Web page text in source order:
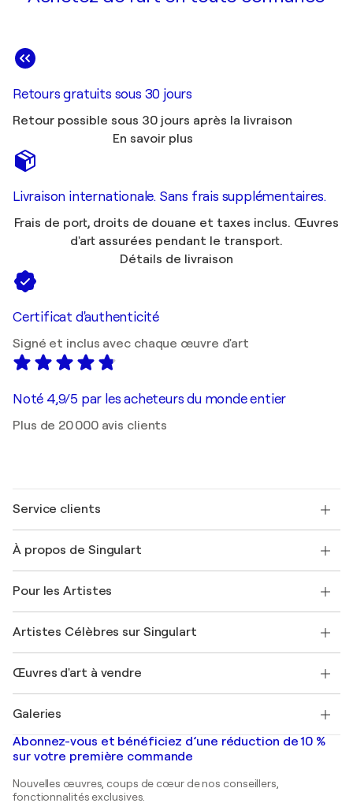
Retours gratuits sous 30 jours
Retour possible sous 30 jours après la livraison
En savoir plus
Livraison internationale. Sans frais supplémentaires.
Frais de port, droits de douane et taxes inclus. Œuvres
d'art assurées pendant le transport.
Détails de livraison
Certificat d'authenticité
Signé et inclus avec chaque œuvre d'art
Noté 4,9/5 par les acheteurs du monde entier
Plus de 20 000 avis clients
Service clients
Expédition
Offrir une carte cadeau
Rejoignez notre programme commercial
Mon compte
+33 1 76 44 06 42
À propos de Singulart
FAQ
Magazine Singulart
Emplois
Découvrez une sélection d'art original
Pour les Artistes
Se connecter en tant qu'Artiste
Artistes Célèbres sur Singulart
Marc Chagall
Banksy
Mr. Brainwash
Shepard Fairey
Œuvres d'art à vendre
Tableaux abstraits à vendre
Peintures de paysage
Estampes
Peintures acryliques
Galeries
Galeries d'art en France
Galeries d'art en Belgique
Abonnez-vous et bénéficiez d’une réduction de 10 %
sur votre première commande
Nouvelles œuvres, coups de cœur de nos conseillers,
fonctionnalités exclusives.